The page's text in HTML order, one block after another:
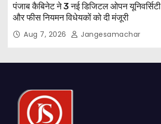
पंजाब कैबिनेट ने 3 नई डिजिटल ओपन यूनिवर्सिटी
और फीस नियमन विधेयकों को दी मंजूरी
Aug 7, 2026 Jangesamachar